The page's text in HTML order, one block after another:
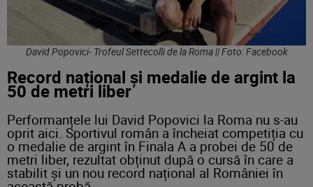
David Popovici- Trofeul Settecolli de la Roma || Foto: Facebook
Record național și medalie de argint la
50 de metri liber
Performanțele lui David Popovici la Roma nu s-au
oprit aici. Sportivul român a încheiat competiția cu
o medalie de argint în Finala A a probei de 50 de
metri liber, rezultat obținut după o cursă în care a
stabilit și un nou record național al României în